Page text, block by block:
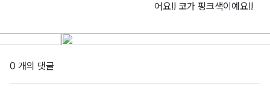
어요!! 코가 핑크색이예요!!
0 개의 댓글